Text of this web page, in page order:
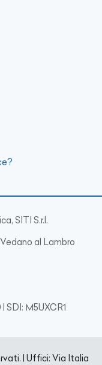
SITI S.r.l.
al Lambro
SDI: M5UXCR1
| Uffici: Via Italia